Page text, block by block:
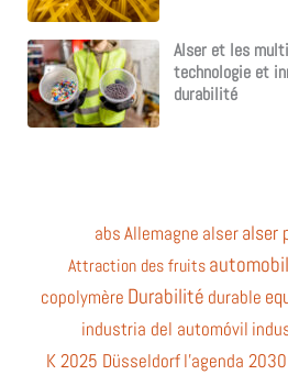
Alser et les
technologie et
durabilité
absAllemagne alser alser
Attraction des fruits
copolymère Durabilité durable
industria del automóvil
K 2025 Düsseldorfl'agenda 2030